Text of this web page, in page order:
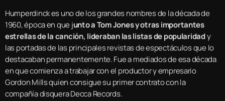
Humperdinck es uno de los grandes nombres de la década de
1960, época en que junto a Tom Jones y otras importantes
estrellas de la canción, lideraban las listas de popularidady
las portadas de las principales revistas de espectáculos que lo
destacaban permanentemente. Fue a mediados de esa década
en que comienza a trabajar con el productor y empresario
Gordon Mills quien consigue su primer contrato con la
compañía disquera Decca Records.